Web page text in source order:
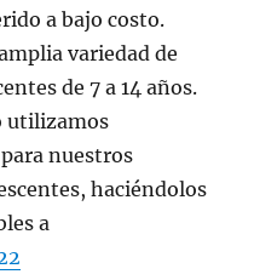
a bajo costo.
variedad de
de 7 a 14 años.
utilizamos
nuestros
haciéndolos
a